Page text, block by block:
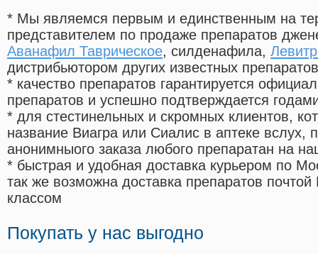
* Мы являемся первым и единственным на
представителем по продаже препаратов
Аванафил Таврическое, силденафила,
дистрибьютором других известных препаратов
* качество препаратов гарантируется
препаратов и успешно подтверждается
* для стестинельных и скромных клиентов,
название Виагра или Сиалис в аптеке вслух,
анонимныого заказа любого препаратан на
* быстрая и удобная доставка курьером по
так же возможна доставка препаратов
классом
Покупать у нас выгодно